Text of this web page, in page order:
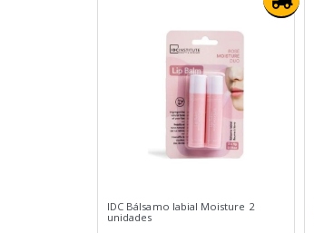
IDC Bálsamo labial Moisture 2
unidades